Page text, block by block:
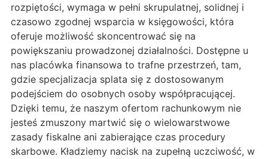
rozpiętości, wymaga w pełni skrupulatnej, solidnej i
czasowo zgodnej wsparcia w księgowości, która
oferuje możliwość skoncentrować się na
powiększaniu prowadzonej działalności. Dostępne u
nas placówka finansowa to trafne przestrzeń, tam,
gdzie specjalizacja splata się z dostosowanym
podejściem do osobnych osoby współpracującej.
Dzięki temu, że naszym ofertom rachunkowym nie
jesteś zmuszony martwić się o wielowarstwowe
zasady fiskalne ani zabierające czas procedury
skarbowe. Kładziemy nacisk na zupełną uczciwość, w